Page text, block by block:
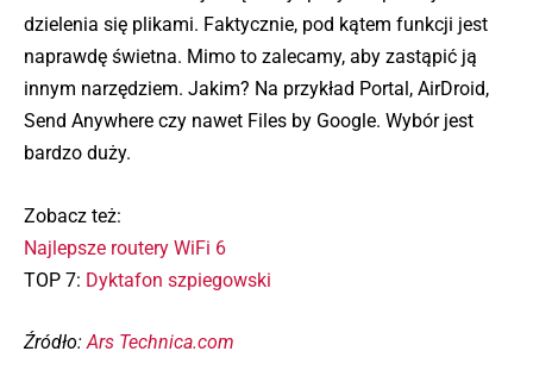
dzielenia się plikami. Faktycznie, pod kątem funkcji jest
naprawdę świetna. Mimo to zalecamy, aby zastąpić ją
innym narzędziem. Jakim? Na przykład Portal, AirDroid,
Send Anywhere czy nawet Files by Google. Wybór jest
bardzo duży.
Zobacz też:
Najlepsze routery WiFi 6
TOP 7: Dyktafon szpiegowski
Źródło:Ars Technica.com